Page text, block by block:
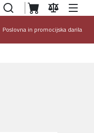
Poslovna in promocijska darila